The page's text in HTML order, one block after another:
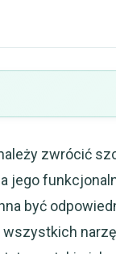
zwrócić
jego
być